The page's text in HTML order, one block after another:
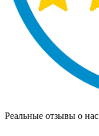
Реальные отзывы о нас